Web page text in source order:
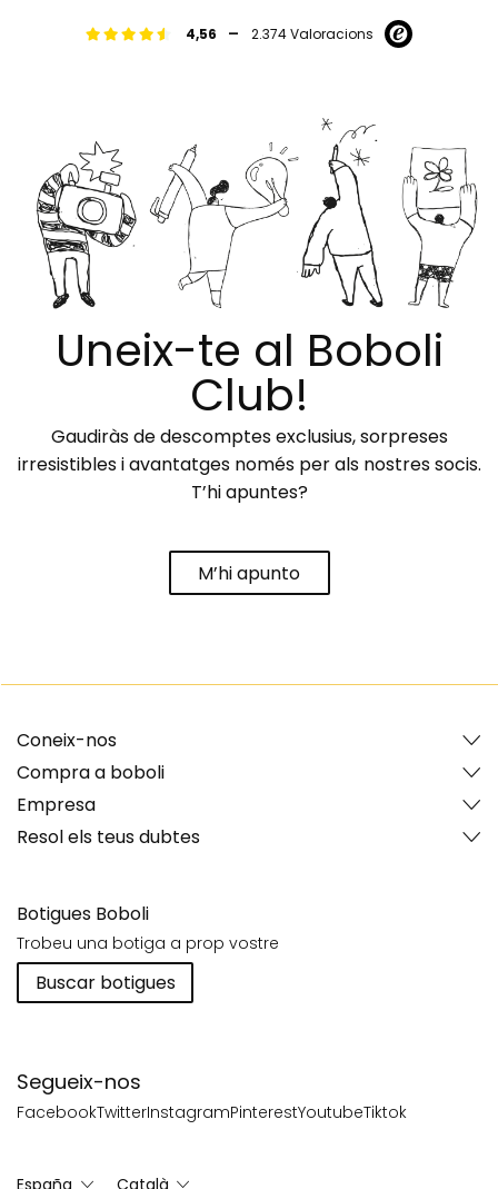
4,56 - 2.374 Valoracions
Uneix-te al Boboli
Club!
Gaudiràs de descomptes exclusius, sorpreses
irresistibles i avantatges només per als nostres socis.
T’hi apuntes?
M’hi apunto
Segueix-nos
FacebookTwitterInstagramPinterestYoutubeTiktok
Coneix-nos
Compra a boboli
Empresa
Resol els teus dubtes
Botigues Boboli
Trobeu una botiga a prop vostre
Buscar botigues
España Català